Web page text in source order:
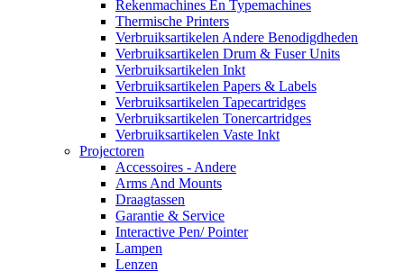
Rekenmachines En Typemachines
Thermische Printers
Verbruiksartikelen Andere Benodigdheden
Verbruiksartikelen Drum & Fuser Units
Verbruiksartikelen Inkt
Verbruiksartikelen Papers & Labels
Verbruiksartikelen Tapecartridges
Verbruiksartikelen Tonercartridges
Verbruiksartikelen Vaste Inkt
Projectoren
Accessoires - Andere
Arms And Mounts
Draagtassen
Garantie & Service
Interactive Pen/ Pointer
Lampen
Lenzen